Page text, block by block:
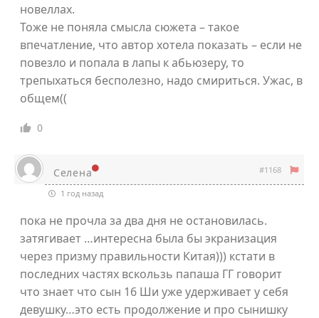
новеллах.
Тоже не поняла смысла сюжета – такое
впечатление, что автор хотела показать – если не
повезло и попала в лапы к абьюзеру, то
трепыхаться бесполезно, надо смириться. Ужас, в
общем((
0
Селена #1168
1 год назад
пока не прочла за два дня не остановилась.
затягивает …интересна была бы экранизация
через призму правильности Китая))) кстати в
последних частях вскользь папаша ГГ говорит
что знает что сын 16 Ши уже удерживает у себя
девушку…это есть продолжение и про сынишку